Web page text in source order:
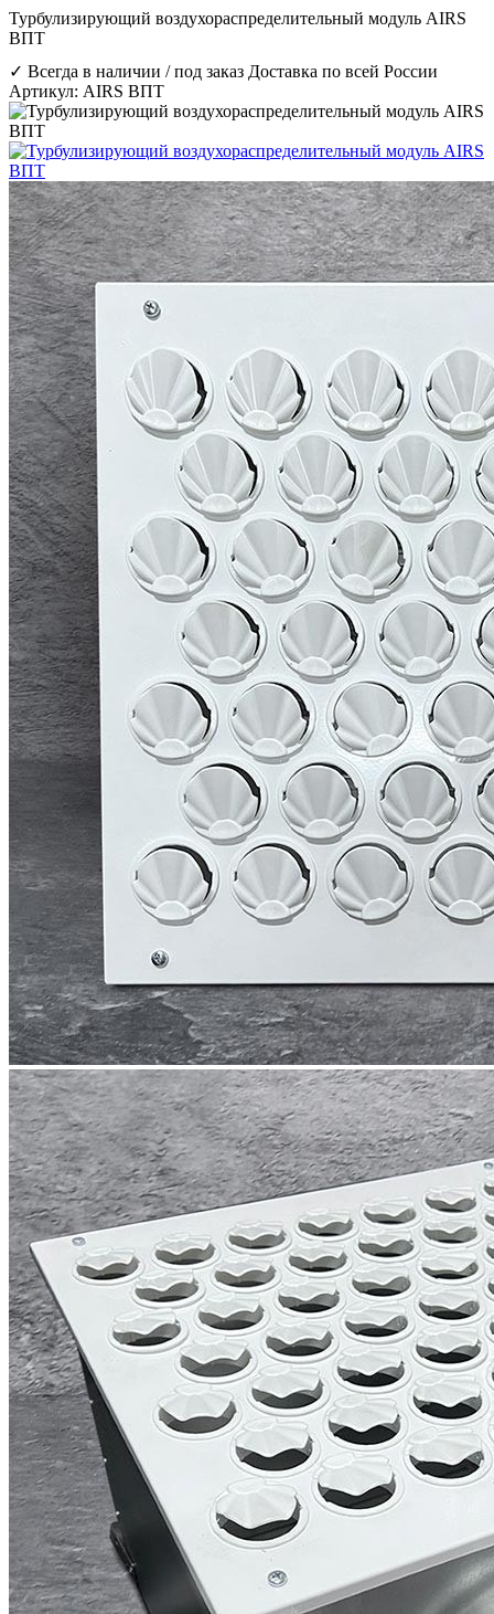
Турбулизирующий воздухораспределительный модуль AIRS
ВПТ
✓ Всегда в наличии / под заказ Доставка по всей России
Артикул: AIRS ВПТ